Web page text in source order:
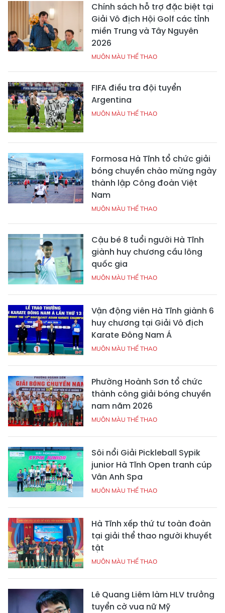
Chính sách hỗ trợ đặc biệt tại
Giải Vô địch Hội Golf các tỉnh
miền Trung và Tây Nguyên
2026
MUÔN MÀU THỂ THAO
FIFA điều tra đội tuyển
Argentina
MUÔN MÀU THỂ THAO
Formosa Hà Tĩnh tổ chức giải
bóng chuyền chào mừng ngày
thành lập Công đoàn Việt
Nam
MUÔN MÀU THỂ THAO
Cậu bé 8 tuổi người Hà Tĩnh
giành huy chương cầu lông
quốc gia
MUÔN MÀU THỂ THAO
Vận động viên Hà Tĩnh giành 6
huy chương tại Giải Vô địch
Karate Đông Nam Á
MUÔN MÀU THỂ THAO
Phường Hoành Sơn tổ chức
thành công giải bóng chuyền
nam năm 2026
MUÔN MÀU THỂ THAO
Sôi nổi Giải Pickleball Sypik
junior Hà Tĩnh Open tranh cúp
Vân Anh Spa
MUÔN MÀU THỂ THAO
Hà Tĩnh xếp thứ tư toàn đoàn
tại giải thể thao người khuyết
tật
MUÔN MÀU THỂ THAO
Lê Quang Liêm làm HLV trưởng
tuyển cờ vua nữ Mỹ